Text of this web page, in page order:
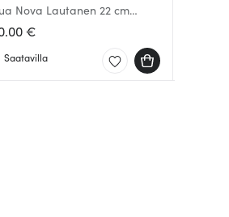
Nova Lautanen 22 cm
€
Saatavilla